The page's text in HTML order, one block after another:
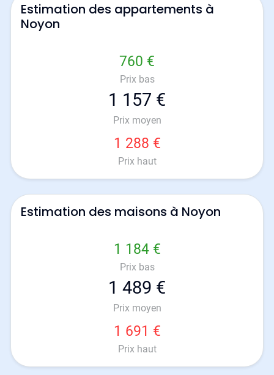
Estimation des appartements à
Noyon
760 €
Prix bas
1 157 €
Prix moyen
1 288 €
Prix haut
Estimation des maisons à Noyon
1 184 €
Prix bas
1 489 €
Prix moyen
1 691 €
Prix haut